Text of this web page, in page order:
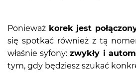
Ponieważ korek jest
się spotkać również z tą
właśnie syfony:zwykły i
tym, gdy będziesz szukać